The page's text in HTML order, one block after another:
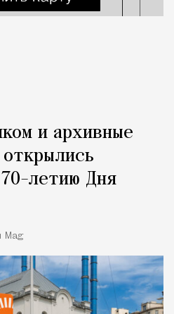
и архивные
летию Дня
Mag